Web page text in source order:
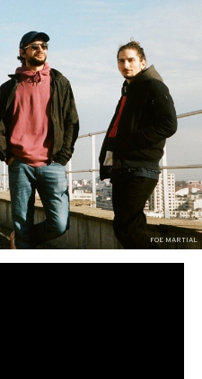
FOE MARTIAL